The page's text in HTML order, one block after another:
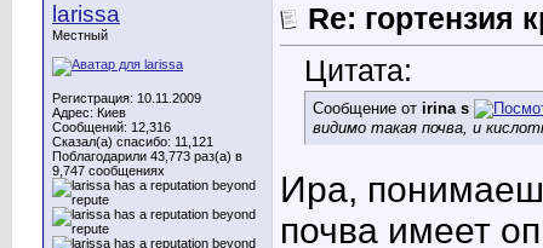
larissa
Местный
Регистрация: 10.11.2009
Адрес: Киев
Сообщений: 12,316
Сказал(а) спасибо: 11,121
Поблагодарили 43,773 раз(а) в
9,747 сообщениях
Re: гортензия
Цитата:
Сообщение от irina s
видимо такая почва, и
Ира,
почва имеет